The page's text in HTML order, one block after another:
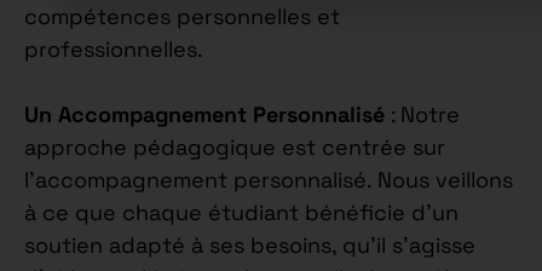
compétences personnelles et
professionnelles.
Un Accompagnement Personnalisé : Notre
approche pédagogique est centrée sur
l’accompagnement personnalisé. Nous veillons
à ce que chaque étudiant bénéficie d’un
soutien adapté à ses besoins, qu’il s’agisse